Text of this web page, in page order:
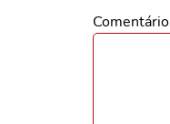
Comentário